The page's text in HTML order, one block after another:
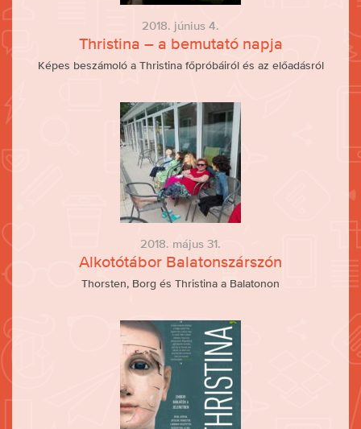
2018. június 4.
Thristina – a bemutató napja
Képes beszámoló a Thristina főpróbáiról és az előadásról
2018. május 31.
Alkotótábor Balatonszárszón
Thorsten, Borg és Thristina a Balatonon